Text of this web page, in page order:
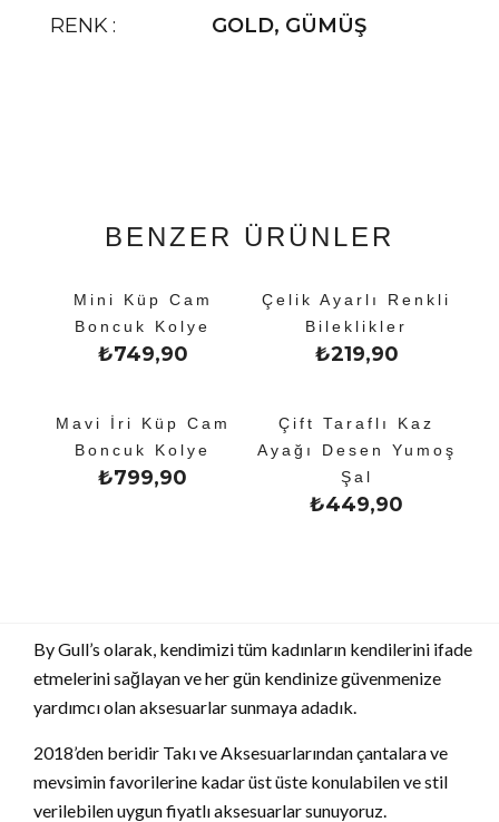
RENK
GOLD, GÜMÜŞ
BENZER ÜRÜNLER
Mini Küp Cam
Boncuk Kolye
₺749,90
Çelik Ayarlı Renkli
Bileklikler
₺219,90
Mavi İri Küp Cam
Boncuk Kolye
₺799,90
Çift Taraflı Kaz
Ayağı Desen Yumoş
Şal
₺449,90
By Gull’s olarak, kendimizi tüm kadınların kendilerini ifade
etmelerini sağlayan ve her gün kendinize güvenmenize
yardımcı olan aksesuarlar sunmaya adadık.
2018’den beridir Takı ve Aksesuarlarından çantalara ve
mevsimin favorilerine kadar üst üste konulabilen ve stil
verilebilen uygun fiyatlı aksesuarlar sunuyoruz.